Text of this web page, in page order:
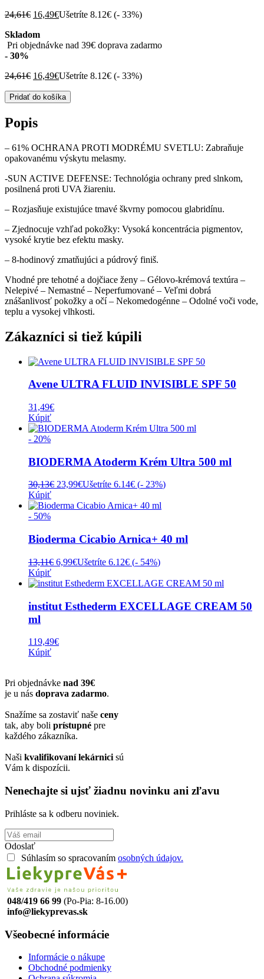
24,61€ Pôvodná
bola:
24,61€.
16,49€Aktuálna
16,49€.
Ušetríte 8.12€ (- 33%)
Skladom
Pri objednávke nad 39€ doprava zadarmo
- 30%
24,61€ Pôvodná
bola:
16,49€Aktuálna
je:
Ušetríte 8.12€ (- 33%)
množstvo
Bioderma
Photoderm
M
SPF50+
Pridať do košíka
Popis
– 61% OCHRANA PROTI MODRÉMU SVETLU: Zabraňuje
opakovanému výskytu melasmy.
-SUN ACTIVE DEFENSE: Technológia ochrany pred slnkom,
posilnená proti UVA žiareniu.
– Rozjasňuje existujúce tmavé škvrny pomocou glabridínu.
– Zjednocuje vzhľad pokožky: Vysoká koncentrácia pigmentov,
vysoké krytie bez efektu masky.
– 8-hodinový zmatňujúci a púdrový finiš.
Vhodné pre tehotné a dojčiace ženy – Gélovo-krémová textúra –
Nelepivé – Nemastné – Neperfumované – Veľmi dobrá
znášanlivosť pokožky a očí – Nekomedogénne – Odolné voči vode,
teplu a vysokej vlhkosti.
Zákazníci si tiež kúpili
Avene ULTRA FLUID INVISIBLE SPF 50
31,49€
Kúpiť
- 20%
BIODERMA Atoderm Krém Ultra 500 ml
30,13€ Pôvodná
bola:
23,99€Aktuálna
je:
Ušetríte 6.14€ (- 23%)
Kúpiť
- 50%
Bioderma Cicabio Arnica+ 40 ml
13,11€ Pôvodná
bola:
6,99€Aktuálna
je:
Ušetríte 6.12€ (- 54%)
Kúpiť
institut Esthederm EXCELLAGE CREAM 50
ml
119,49€
Kúpiť
Pri objednávke nad 39€
je u nás doprava zadarmo.
Snažíme sa zostaviť naše ceny
tak, aby boli prístupné pre
každého zákazníka.
Naši kvalifikovaní lekárnici sú
Vám k dispozícii.
Nenechajte si ujsť žiadnu novinku ani zľavu
Prihláste sa k odberu noviniek.
Odoslať
Súhlasím so spracovaním osobných údajov.
048/419 66 99 (Po-Pia: 8-16.00)
info@liekyprevas.sk
Všeobecné informácie
Informácie o nákupe
Obchodné podmienky